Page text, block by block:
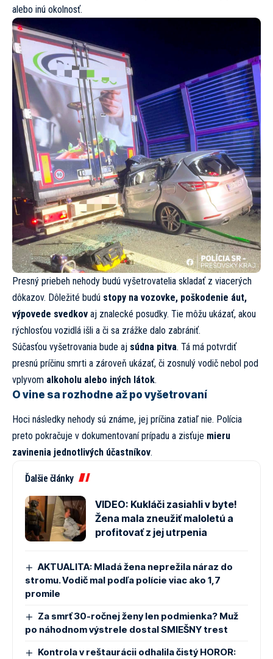
alebo inú okolnosť.
Presný priebeh nehody budú vyšetrovatelia skladať z viacerých
dôkazov. Dôležité budú stopy na vozovke, poškodenie áut,
výpovede svedkov aj znalecké posudky. Tie môžu ukázať, akou
rýchlosťou vozidlá išli a či sa zrážke dalo zabrániť.
Súčasťou vyšetrovania bude aj súdna pitva. Tá má potvrdiť
presnú príčinu smrti a zároveň ukázať, či zosnulý vodič nebol pod
vplyvom alkoholu alebo iných látok.
O vine sa rozhodne až po vyšetrovaní
Hoci následky nehody sú známe, jej príčina zatiaľ nie. Polícia
preto pokračuje v dokumentovaní prípadu a zisťuje mieru
zavinenia jednotlivých účastníkov.
Ďalšie články
VIDEO: Kukláči zasiahli v byte!
Žena mala zneužiť maloletú a
profitovať z jej utrpenia
AKTUALITA: Mladá žena neprežila náraz do
stromu. Vodič mal podľa polície viac ako 1,7
promile
Za smrť 30-ročnej ženy len podmienka? Muž
po náhodnom výstrele dostal SMIEŠNY trest
Kontrola v reštaurácii odhalila čistý HOROR: